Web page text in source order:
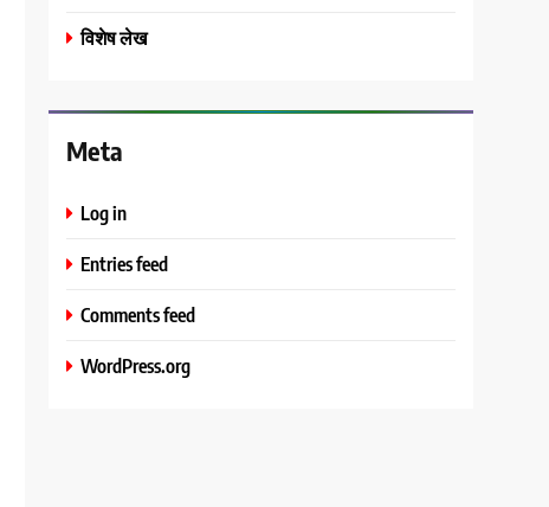
विशेष लेख
Meta
Log in
Entries feed
Comments feed
WordPress.org